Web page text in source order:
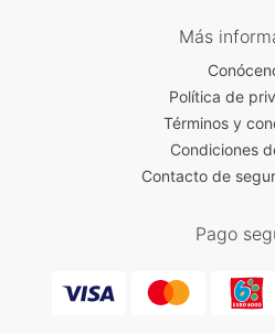
Más
Política de
Términos y
Condiciones
Contacto de
Pago